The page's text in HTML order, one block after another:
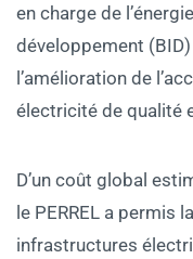
en charge de
développement
l’amélioration de
électricité de qualité
‎D’un coût global
le PERREL a permis
infrastructures